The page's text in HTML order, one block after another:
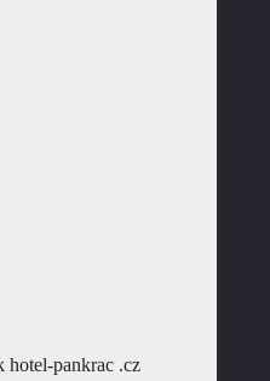
hotel-pankrac .cz